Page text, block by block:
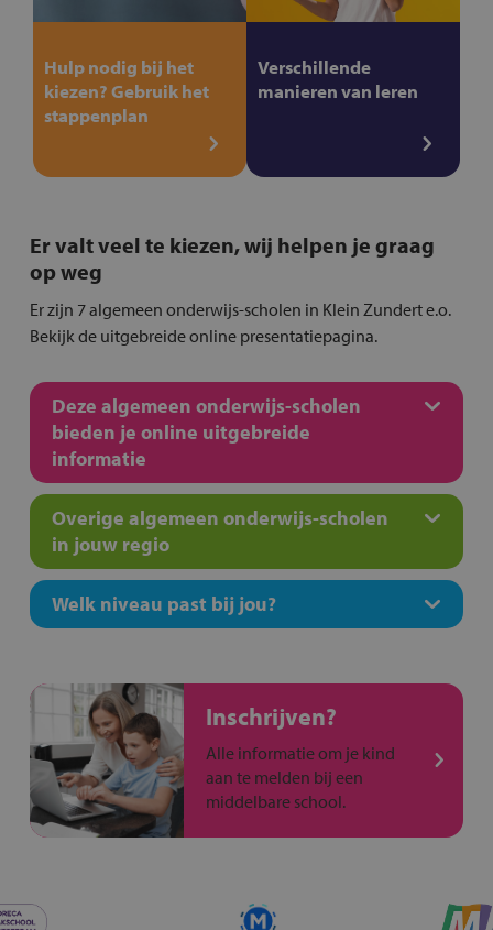
Hulp nodig bij het
kiezen? Gebruik het
stappenplan
Verschillende
manieren van leren
Er valt veel te kiezen, wij helpen je graag
op weg
Er zijn 7 algemeen onderwijs-scholen in Klein Zundert e.o.
Bekijk de uitgebreide online presentatiepagina.
Deze algemeen onderwijs-scholen
bieden je online uitgebreide
informatie
Overige algemeen onderwijs-scholen
in jouw regio
Welk niveau past bij jou?
Inschrijven?
Alle informatie om je kind
aan te melden bij een
middelbare school.